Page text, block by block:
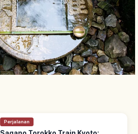
Perjalanan